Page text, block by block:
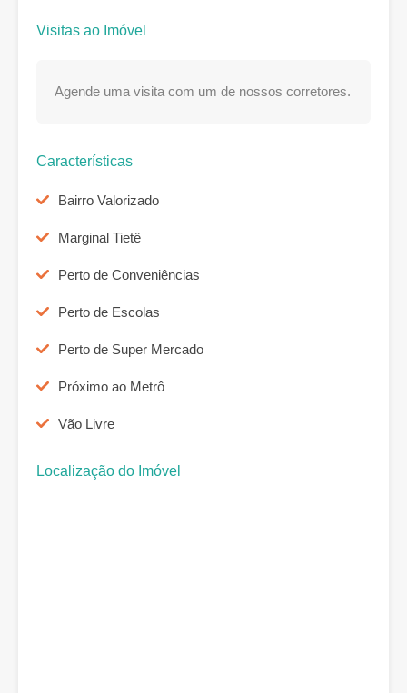
Visitas ao Imóvel
Agende uma visita com um de nossos corretores.
Características
Bairro Valorizado
Marginal Tietê
Perto de Conveniências
Perto de Escolas
Perto de Super Mercado
Próximo ao Metrô
Vão Livre
Localização do Imóvel